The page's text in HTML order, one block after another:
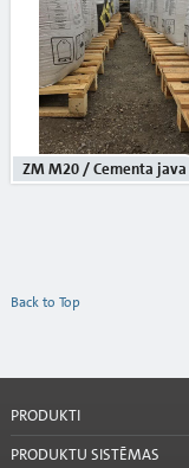
ZM M20 / Cementa java
Back to Top
PRODUKTI
PRODUKTU SISTĒMAS